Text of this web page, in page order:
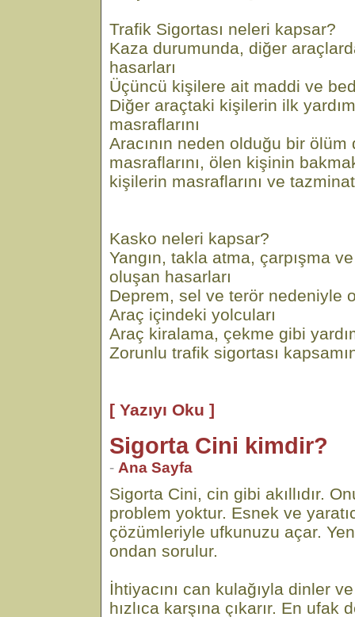
Trafik Sigortası neleri kapsar?
Kaza durumunda, diğer
hasarları
Üçüncü kişilere ait maddi ve
Diğer araçtaki kişilerin ilk
masraflarını
Aracının neden olduğu bir
masraflarını, ölen kişinin
kişilerin masraflarını ve
Kasko neleri kapsar?
Yangın, takla atma, çarpışma
oluşan hasarları
Deprem, sel ve terör nedeniyle
Araç içindeki yolcuları
Araç kiralama, çekme gibi
Zorunlu trafik sigortası
[ Yazıyı Oku ]
Sigorta Cini kimdir?
- Ana Sayfa
Sigorta Cini, cin gibi akıllıdır.
problem yoktur. Esnek ve
çözümleriyle ufkunuzu açar.
ondan sorulur.
İhtiyacını can kulağıyla dinler
hızlıca karşına çıkarır. En ufak